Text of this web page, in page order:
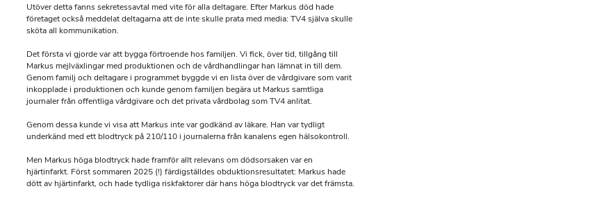
Utöver detta fanns sekretessavtal med vite för alla deltagare. Efter Markus död hade
företaget också meddelat deltagarna att de inte skulle prata med media: TV4 själva skulle
sköta all kommunikation.
Det första vi gjorde var att bygga förtroende hos familjen. Vi fick, över tid, tillgång till
Markus mejlväxlingar med produktionen och de vårdhandlingar han lämnat in till dem.
Genom familj och deltagare i programmet byggde vi en lista över de vårdgivare som varit
inkopplade i produktionen och kunde genom familjen begära ut Markus samtliga
journaler från offentliga vårdgivare och det privata vårdbolag som TV4 anlitat.
Genom dessa kunde vi visa att Markus inte var godkänd av läkare. Han var tydligt
underkänd med ett blodtryck på 210/110 i journalerna från kanalens egen hälsokontroll.
Men Markus höga blodtryck hade framför allt relevans om dödsorsaken var en
hjärtinfarkt. Först sommaren 2025 (!) färdigställdes obduktionsresultatet: Markus hade
dött av hjärtinfarkt, och hade tydliga riskfaktorer där hans höga blodtryck var det främsta.